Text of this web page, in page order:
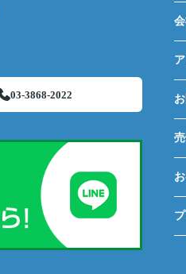
03-3868-2022